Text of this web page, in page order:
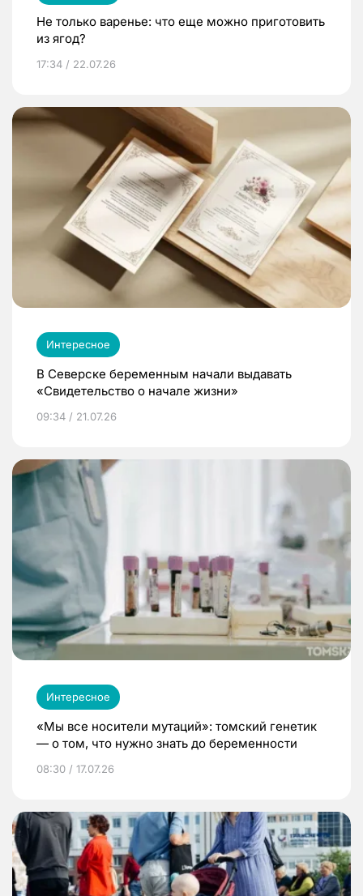
Не только варенье: что еще можно приготовить
из ягод?
17:34 / 22.07.26
Интересное
В Северске беременным начали выдавать
«Свидетельство о начале жизни»
09:34 / 21.07.26
Интересное
«Мы все носители мутаций»: томский генетик
— о том, что нужно знать до беременности
08:30 / 17.07.26